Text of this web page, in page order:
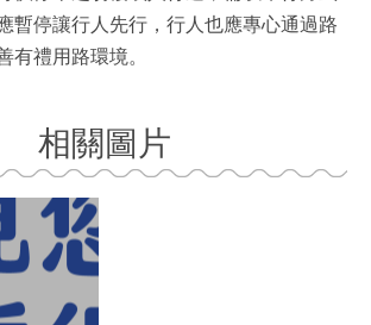
暫停讓行人先行，行人也應專心通過路
有禮用路環境。
相關圖片